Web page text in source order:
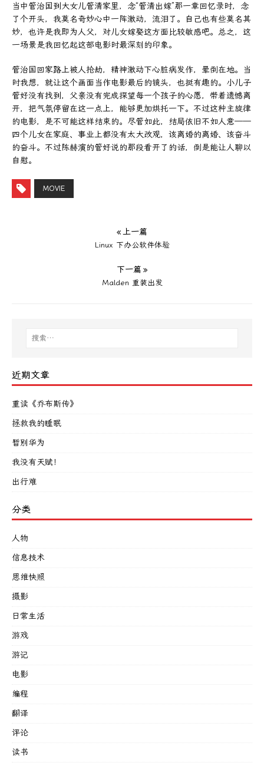
当中管治国到大女儿管清家里，念“管清出嫁”那一章回忆录时，念
了个开头，我莫名奇妙心中一阵激动，流泪了。自己也有些莫名其
妙，也许是我即为人父，对儿女嫁娶这方面比较敏感吧。总之，这
一场景是我回忆起这部电影时最深刻的印象。
管治国回家路上被人抢劫，精神激动下心脏病发作，晕倒在地。当
时我想，就让这个画面当作电影最后的镜头，也挺有趣的。小儿子
管好没有找到，父亲没有完成探望每一个孩子的心愿，带着遗憾离
开，把气氛停留在这一点上，能够更加烘托一下。不过这种主旋律
的电影，是不可能这样结束的。尽管如此，结局依旧不如人意——
四个儿女在家庭、事业上都没有太大改观，该离婚的离婚、该奋斗
的奋斗。不过陈赫演的管好说的那段看开了的话，倒是能让人聊以
自慰。
MOVIE
« 上一篇
Linux 下办公软件体验
下一篇 »
Malden 重装出发
近期文章
重读《乔布斯传》
拯救我的睡眠
暂别华为
我没有天赋！
出行难
分类
人物
信息技术
思维快照
摄影
日常生活
游戏
游记
电影
编程
翻译
评论
读书